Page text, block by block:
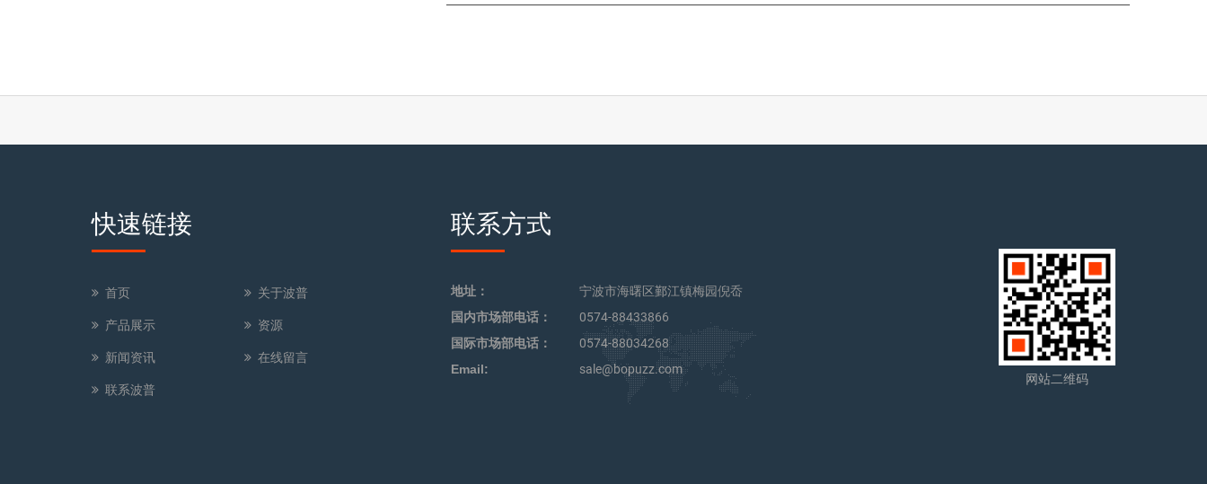
快速链接
首页 关于波普
产品展示 资源
新闻资讯 在线留言
联系波普
联系方式
地址：
宁波市海曙区鄞江镇梅园倪岙
国内市场部电话：
0574-88433866
国际市场部电话：
0574-88034268
Email:
sale@bopuzz.com
网站二维码